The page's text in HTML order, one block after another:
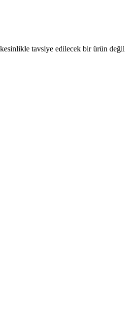
tavsiye edilecek bir ürün değil